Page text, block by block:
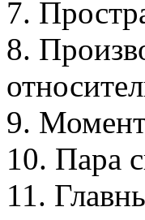
7.
8.
9.
10. Пара
11.